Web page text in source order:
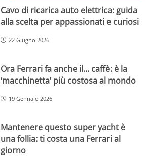
Cavo di ricarica auto elettrica: guida
alla scelta per appassionati e curiosi
22 Giugno 2026
Ora Ferrari fa anche il… caffè: è la
‘macchinetta’ più costosa al mondo
19 Gennaio 2026
Mantenere questo super yacht è
una follia: ti costa una Ferrari al
giorno